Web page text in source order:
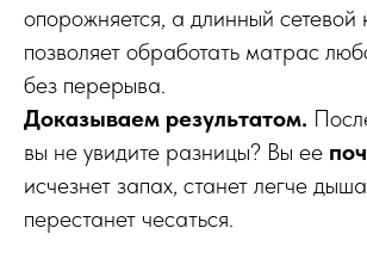
опорожняется, а длинный сетевой
позволяет обработать матрас
без перерыва.
Доказываем результатом.
вы не увидите разницы? Вы ее
исчезнет запах, станет легче
перестанет чесаться.